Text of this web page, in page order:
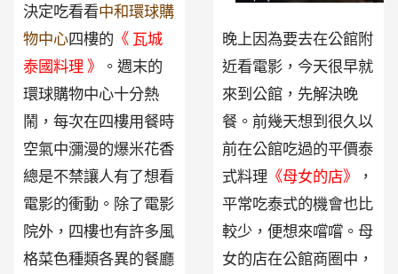
晚上因為要去在公館附
近看電影，今天很早就
來到公館，先解決晚
餐。前幾天想到很久以
前在公館吃過的平價泰
式料理 《母女的店》
，
平常吃泰式的機會也比
較少，便想來嚐嚐。母
女的店在公館商圈中，
決定吃看看中和環球購
物中心四樓的 《 瓦城
泰國料理 》
。週末的
環球購物中心十分熱
鬧，每次在四樓用餐時
空氣中瀰漫的爆米花香
總是不禁讓人有了想看
電影的衝動。除了電影
院外，四樓也有許多風
格菜色種類各異的餐廳